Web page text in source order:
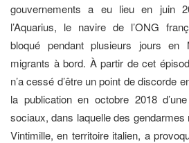
gouvernements a eu lieu en juin
l’Aquarius, le navire de l’ONG
bloqué pendant plusieurs jours en
migrants à bord. À partir de cet
n’a cessé d’être un point de discorde
la publication en octobre 2018
sociaux, dans laquelle des
Vintimille, en territoire italien, a